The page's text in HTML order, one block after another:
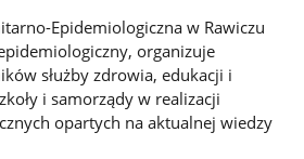
Epidemiologiczna w Rawiczu
organizuje
służby zdrowia, edukacji i
i samorządy w realizacji
opartych na aktualnej wiedzy